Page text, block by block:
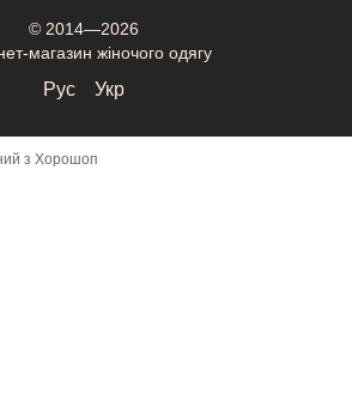
© 2014—2026
магазин жіночого одягу
Рус Укр
з Хорошоп